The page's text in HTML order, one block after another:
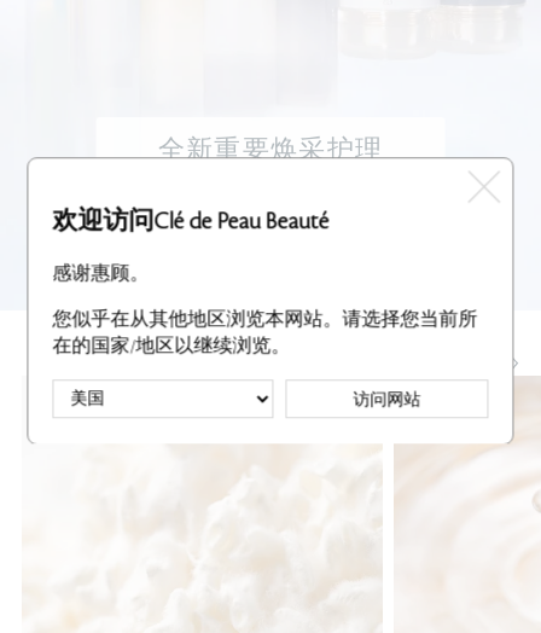
全新重要焕采护理
选购该产品系列
欢迎访问Clé de Peau Beauté
感谢惠顾。
您似乎在从其他地区浏览本网站。请选择您当前所
在的国家/地区以继续浏览。
访问网站